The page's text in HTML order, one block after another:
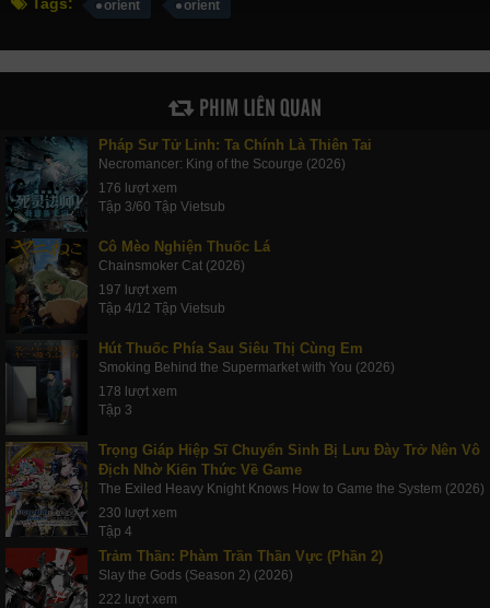
orient orient
PHIM LIÊN QUAN
Pháp Sư Tử Linh: Ta Chính Là Thiên Tai
Necromancer: King of the Scourge (2026)
176 lượt xem
Tập 3/60 Tập Vietsub
Cô Mèo Nghiện Thuốc Lá
Chainsmoker Cat (2026)
197 lượt xem
Tập 4/12 Tập Vietsub
Hút Thuốc Phía Sau Siêu Thị Cùng Em
Smoking Behind the Supermarket with You (2026)
178 lượt xem
Tập 3
Trọng Giáp Hiệp Sĩ Chuyển Sinh Bị Lưu Đày Trở Nên Vô
Địch Nhờ Kiến Thức Về Game
The Exiled Heavy Knight Knows How to Game the System (2026)
230 lượt xem
Tập 4
Trảm Thần: Phàm Trần Thần Vực (Phần 2)
Slay the Gods (Season 2) (2026)
222 lượt xem